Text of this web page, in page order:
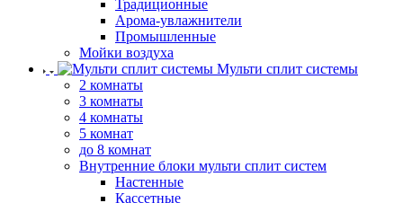
Традиционные
Арома-увлажнители
Промышленные
Мойки воздуха
Мульти сплит системы
2 комнаты
3 комнаты
4 комнаты
5 комнат
до 8 комнат
Внутренние блоки мульти сплит систем
Настенные
Кассетные